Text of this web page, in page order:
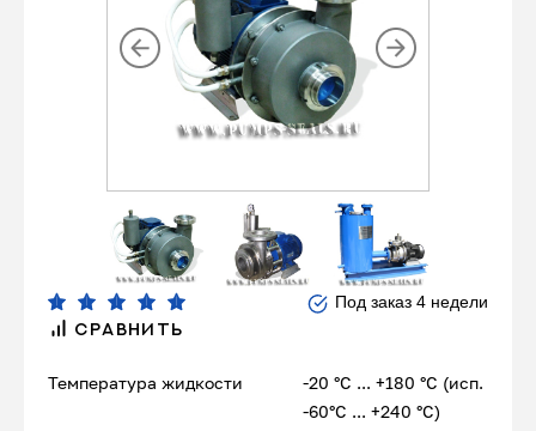
Под заказ 4 недели
СРАВНИТЬ
Температура жидкости
-20 °С ... +180 °С (исп.
-60°С ... +240 °С)